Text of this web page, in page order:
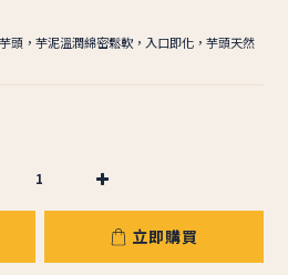
頭，芋泥溫潤綿密鬆軟，入口即化，芋頭天然
立即購買